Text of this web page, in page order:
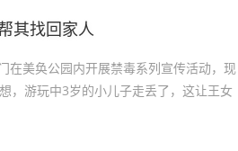
其找回家人
在美奂公园内开展禁毒系列宣传活动，现
，游玩中3岁的小儿子走丢了，这让王女